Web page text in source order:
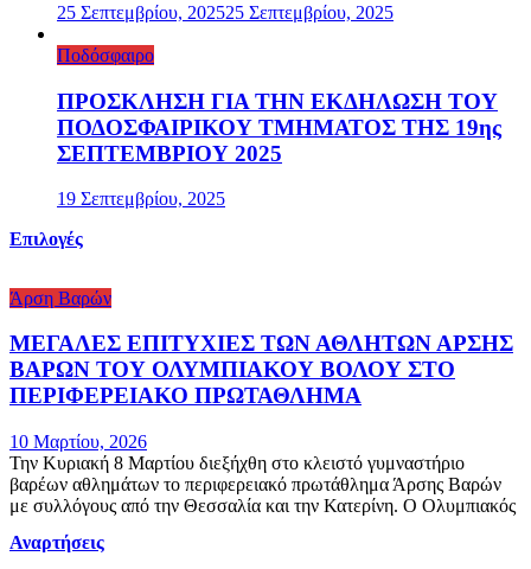
25 Σεπτεμβρίου, 202525 Σεπτεμβρίου, 2025
Ποδόσφαιρο
ΠΡΟΣΚΛΗΣΗ ΓΙΑ ΤΗΝ ΕΚΔΗΛΩΣΗ ΤΟΥ
ΠΟΔΟΣΦΑΙΡΙΚΟΥ ΤΜΗΜΑΤΟΣ ΤΗΣ 19ης
ΣΕΠΤΕΜΒΡΙΟΥ 2025
19 Σεπτεμβρίου, 2025
Επιλογές
Άρση Βαρών
ΜΕΓΑΛΕΣ ΕΠΙΤΥΧΙΕΣ ΤΩΝ ΑΘΛΗΤΩΝ ΑΡΣΗΣ
ΒΑΡΩΝ ΤΟΥ ΟΛΥΜΠΙΑΚΟΥ ΒΟΛΟΥ ΣΤΟ
ΠΕΡΙΦΕΡΕΙΑΚΟ ΠΡΩΤΑΘΛΗΜΑ
10 Μαρτίου, 2026
Την Κυριακή 8 Μαρτίου διεξήχθη στο κλειστό γυμναστήριο
βαρέων αθλημάτων το περιφερειακό πρωτάθλημα Άρσης Βαρών
με συλλόγους από την Θεσσαλία και την Κατερίνη. Ο Ολυμπιακός
Αναρτήσεις